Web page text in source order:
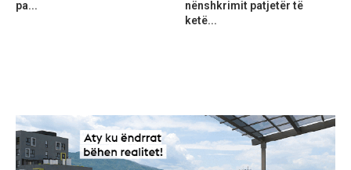
pa...
nënshkrimit patjetër të
ketë...